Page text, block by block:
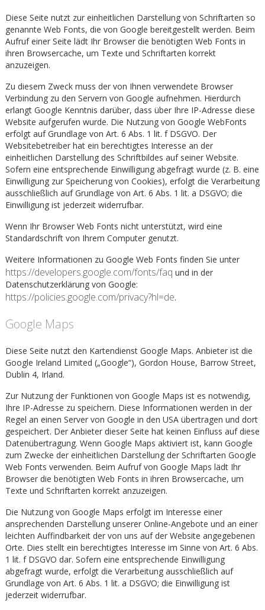
Diese Seite nutzt zur einheitlichen Darstellung von Schriftarten so
genannte Web Fonts, die von Google bereitgestellt werden. Beim
Aufruf einer Seite lädt Ihr Browser die benötigten Web Fonts in
ihren Browsercache, um Texte und Schriftarten korrekt
anzuzeigen.
Zu diesem Zweck muss der von Ihnen verwendete Browser
Verbindung zu den Servern von Google aufnehmen. Hierdurch
erlangt Google Kenntnis darüber, dass über Ihre IP-Adresse diese
Website aufgerufen wurde. Die Nutzung von Google WebFonts
erfolgt auf Grundlage von Art. 6 Abs. 1 lit. f DSGVO. Der
Websitebetreiber hat ein berechtigtes Interesse an der
einheitlichen Darstellung des Schriftbildes auf seiner Website.
Sofern eine entsprechende Einwilligung abgefragt wurde (z. B. eine
Einwilligung zur Speicherung von Cookies), erfolgt die Verarbeitung
ausschließlich auf Grundlage von Art. 6 Abs. 1 lit. a DSGVO; die
Einwilligung ist jederzeit widerrufbar.
Wenn Ihr Browser Web Fonts nicht unterstützt, wird eine
Standardschrift von Ihrem Computer genutzt.
Weitere Informationen zu Google Web Fonts finden Sie unter
https://developers.google.com/fonts/faq und in der
Datenschutzerklärung von Google:
https://policies.google.com/privacy?hl=de.
Google Maps
Diese Seite nutzt den Kartendienst Google Maps. Anbieter ist die
Google Ireland Limited („Google“), Gordon House, Barrow Street,
Dublin 4, Irland.
Zur Nutzung der Funktionen von Google Maps ist es notwendig,
Ihre IP-Adresse zu speichern. Diese Informationen werden in der
Regel an einen Server von Google in den USA übertragen und dort
gespeichert. Der Anbieter dieser Seite hat keinen Einfluss auf diese
Datenübertragung. Wenn Google Maps aktiviert ist, kann Google
zum Zwecke der einheitlichen Darstellung der Schriftarten Google
Web Fonts verwenden. Beim Aufruf von Google Maps lädt Ihr
Browser die benötigten Web Fonts in ihren Browsercache, um
Texte und Schriftarten korrekt anzuzeigen.
Die Nutzung von Google Maps erfolgt im Interesse einer
ansprechenden Darstellung unserer Online-Angebote und an einer
leichten Auffindbarkeit der von uns auf der Website angegebenen
Orte. Dies stellt ein berechtigtes Interesse im Sinne von Art. 6 Abs.
1 lit. f DSGVO dar. Sofern eine entsprechende Einwilligung
abgefragt wurde, erfolgt die Verarbeitung ausschließlich auf
Grundlage von Art. 6 Abs. 1 lit. a DSGVO; die Einwilligung ist
jederzeit widerrufbar.